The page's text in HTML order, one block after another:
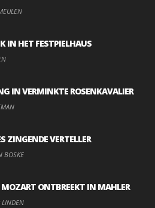
IN HET FESTPIELHAUS
IN VERMINKTE ROSENKAVALIER
ZINGENDE VERTELLER
BOSKE
ONTBREEKT IN MAHLER
LINDEN